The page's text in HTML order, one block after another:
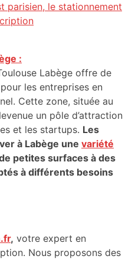
parisien, le stationnement
:
Labège offre de
les entreprises en
Cette zone, située au
un pôle d’attraction
et les startups. Les
à Labège une variété
petites surfaces à des
à différents besoins
, votre expert en
Nous proposons des